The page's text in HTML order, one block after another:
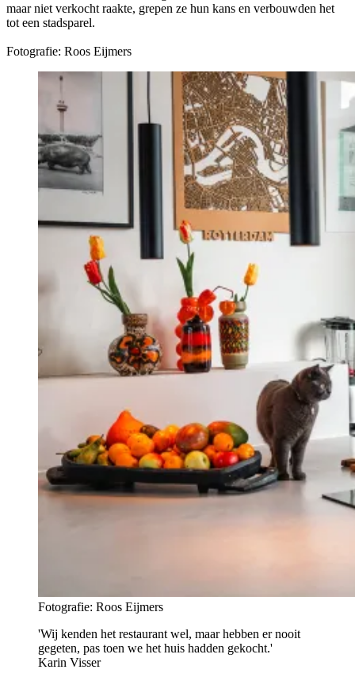
maar niet verkocht raakte, grepen ze hun kans en verbouwden het
tot een stadsparel.
Fotografie: Roos Eijmers
Fotografie: Roos Eijmers
'Wij kenden het restaurant wel, maar hebben er nooit
gegeten, pas toen we het huis hadden gekocht.'
Karin Visser